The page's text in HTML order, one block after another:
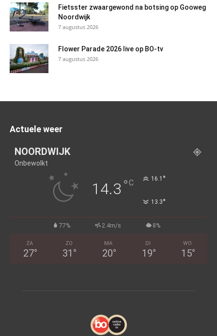
Fietsster zwaargewond na botsing op Gooweg
Noordwijk
7 augustus 2026
Flower Parade 2026 live op BO-tv
7 augustus 2026
Actuele weer
NOORDWIJK
Onbewolkt
14.3 °C 16.1 °
13.3°
77% 2.4m/s 8%
ZA
27°
ZO
31 °
MA
20°
DI
19°
WO
15°